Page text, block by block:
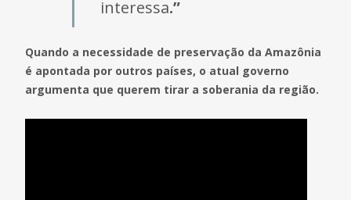
interessa.”
Quando a necessidade de preservação da Amazônia
é apontada por outros países, o atual governo
argumenta que querem tirar a soberania da região.